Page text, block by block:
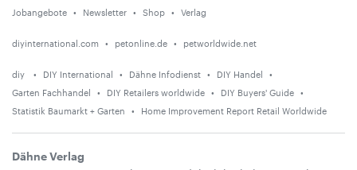
Jobangebote Newsletter Shop Verlag
diyinternational.com petonline.de petworldwide.net
diy DIY International Dähne Infodienst
DIY Handel
Garten Fachhandel
DIY Retailers worldwide
DIY Buyers' Guide
Statistik Baumarkt + Garten
Home Improvement Report Retail Worldwide
Dähne Verlag